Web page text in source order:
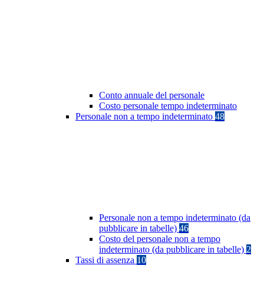
Conto annuale del personale
Costo personale tempo indeterminato
Personale non a tempo indeterminato 48
Personale non a tempo indeterminato (da
pubblicare in tabelle) 46
Costo del personale non a tempo
indeterminato (da pubblicare in tabelle) 2
Tassi di assenza 10